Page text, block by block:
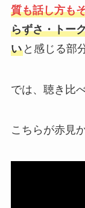
質も話し方も
らずさ・トー
いと感じる部
では、聴き比
こちらが赤見